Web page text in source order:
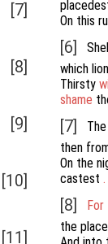
[7]
[8]
[9]
[10]
[11]
On this
[6]
which
Thirsty
shame
[7] The
then
On the
castest .
[8] For
the place